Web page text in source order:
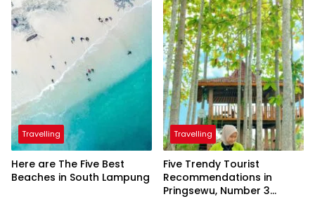
Travelling
Here are The Five Best
Beaches in South Lampung
Travelling
Five Trendy Tourist
Recommendations in
Pringsewu, Number 3